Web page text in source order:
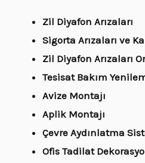
Zil Diyafon Arızaları
Sigorta Arızaları ve
Zil Diyafon Arızaları
Tesisat Bakım
Avize Montajı
Aplik Montajı
Çevre Aydınlatma
Ofis Tadilat